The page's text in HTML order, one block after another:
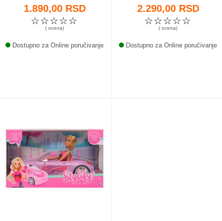
1.890,00 RSD
☆
☆
☆
☆
☆
( ocena)
Dostupno za Online poručivanje
2.290,00 RSD
☆
☆
☆
☆
☆
( ocena)
Dostupno za Online poručivanje